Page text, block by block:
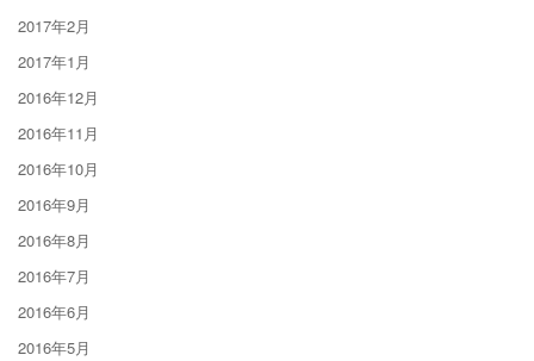
2017年2月
2017年1月
2016年12月
2016年11月
2016年10月
2016年9月
2016年8月
2016年7月
2016年6月
2016年5月